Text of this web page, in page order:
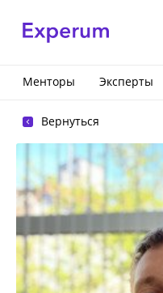
Менторы Эксперты
Вернуться